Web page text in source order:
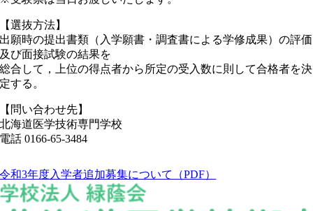
【選抜方法】
出願時の提出書類（入学願書・調査書による学修成果）の評価
及び面接試験の結果を
総合して，上位の得点者から所定の受入数に則して合格者を決
定する。
【問い合わせ先】
北海道医学技術専門学校
電話 0166-65-3484
令和3年度入学者追加募集について（PDF）